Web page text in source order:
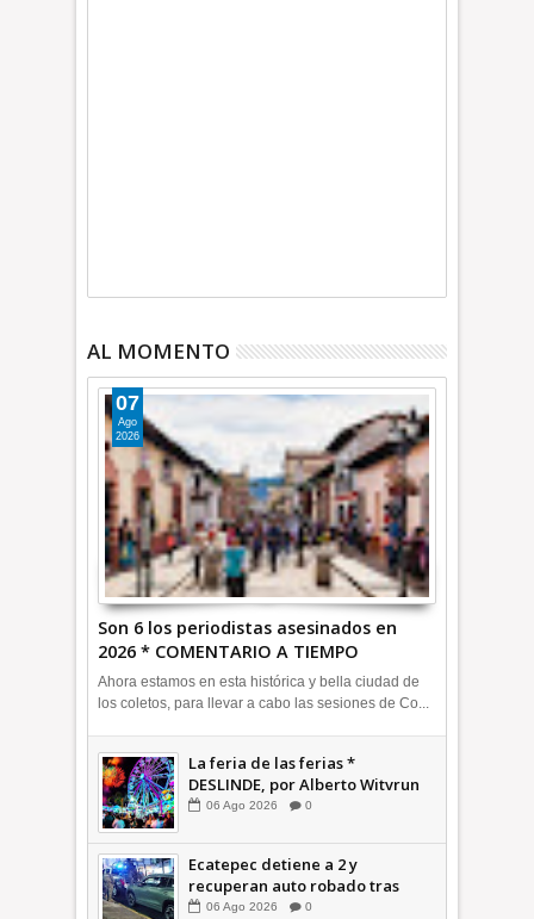
AL MOMENTO
Son 6 los periodistas asesinados en
2026 * COMENTARIO A TIEMPO
07
Ago
2026
Ahora estamos en esta histórica y bella ciudad de
los coletos, para llevar a cabo las sesiones de Co...
La feria de las ferias *
DESLINDE, por Alberto Witvrun
06 Ago 2026 0
Ecatepec detiene a 2 y
recuperan auto robado tras
operativo con Tecámac +Video
06 Ago 2026 0